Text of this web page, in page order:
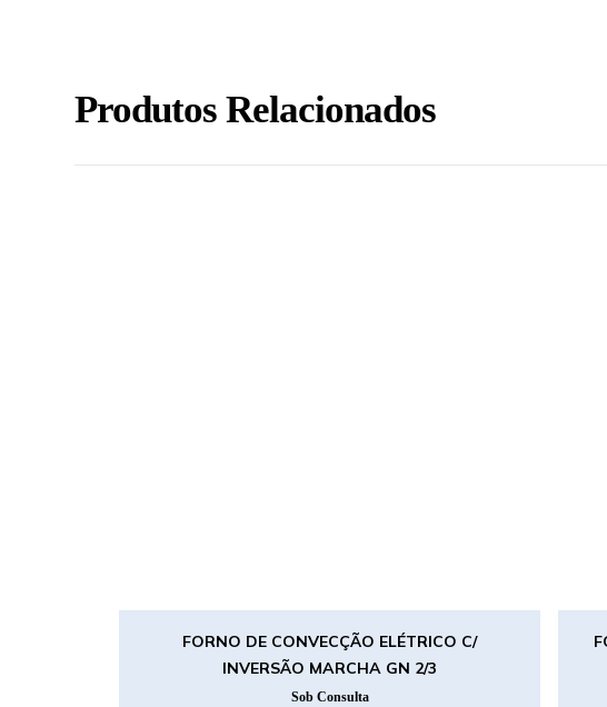
Produtos Relacionados
FORNO DE CONVECÇÃO ELÉTRICO C/
INVERSÃO MARCHA GN 2/3
Sob Consulta